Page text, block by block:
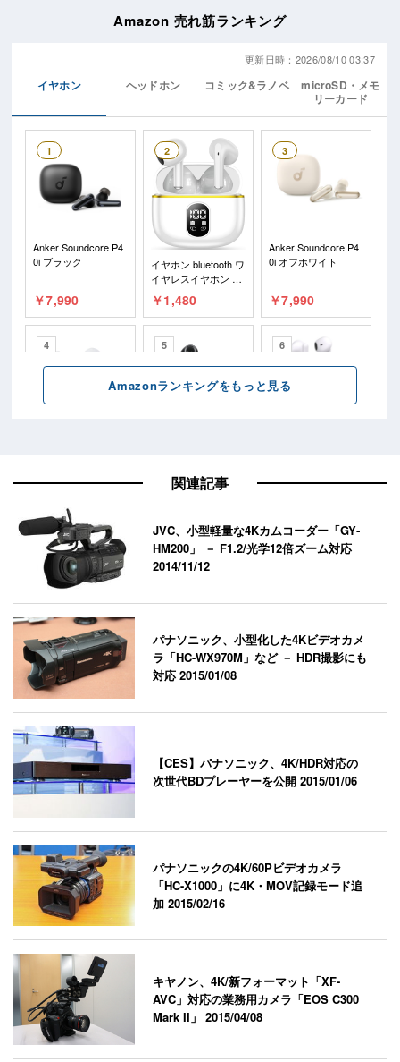
関連記事
JVC、小型軽量な4Kカムコーダー「GY‐
HM200」 － F1.2/光学12倍ズーム対応
2014/11/12
パナソニック、小型化した4Kビデオカメ
ラ「HC-WX970M」など － HDR撮影にも
対応2015/01/08
【CES】パナソニック、4K/HDR対応の
次世代BDプレーヤーを公開2015/01/06
パナソニックの4K/60Pビデオカメラ
「HC-X1000」に4K・MOV記録モード追
加2015/02/16
キヤノン、4K/新フォーマット「XF-
AVC」対応の業務用カメラ「EOS C300
Mark II」2015/04/08